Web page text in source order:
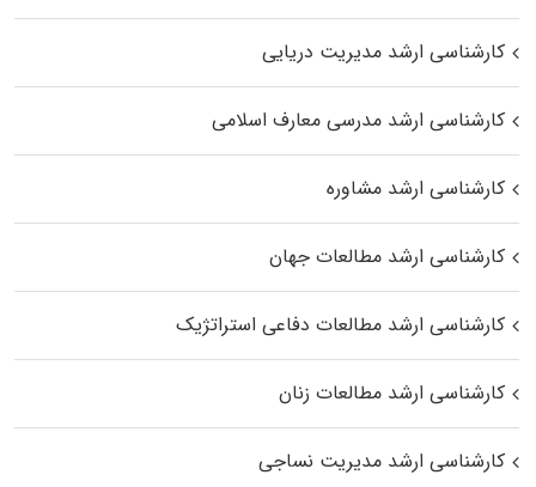
کارشناسی ارشد مدیریت دریایی
کارشناسی ارشد مدرسی معارف اسلامی
کارشناسی ارشد مشاوره
کارشناسی ارشد مطالعات جهان
کارشناسی ارشد مطالعات دفاعی استراتژیک
کارشناسی ارشد مطالعات زنان
کارشناسی ارشد مدیریت نساجی